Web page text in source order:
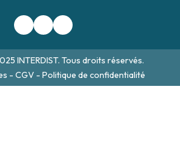
INTERDIST. Tous droits réservés.
- CGV - Politique de confidentialité